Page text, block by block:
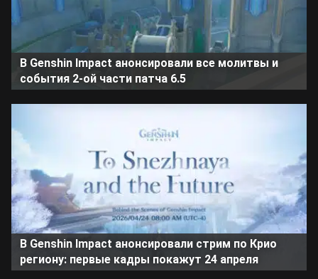
В Genshin Impact анонсировали все молитвы и
события 2-ой части патча 6.5
В Genshin Impact анонсировали стрим по Крио
региону: первые кадры покажут 24 апреля